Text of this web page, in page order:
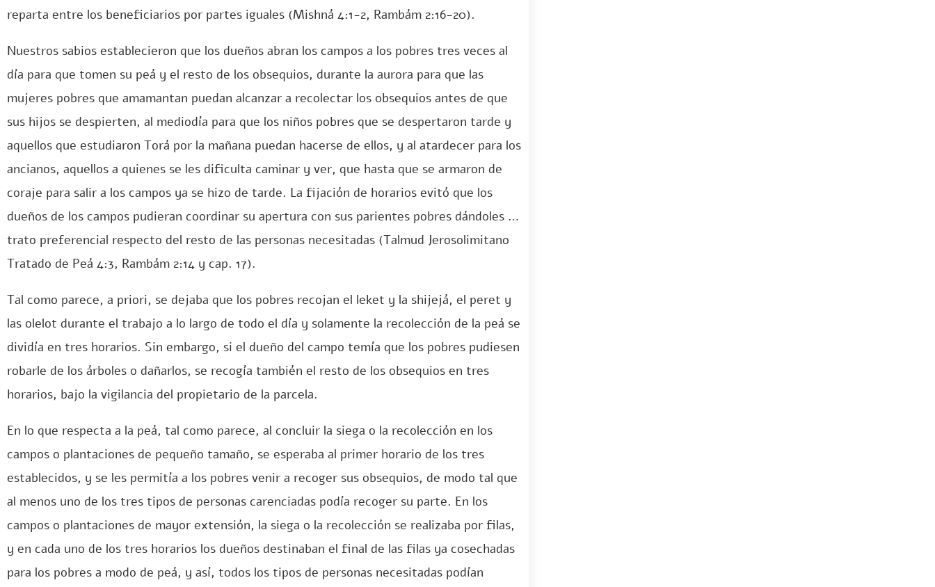
reparta entre los beneficiarios por partes iguales (Mishná 4:1-2, Rambám 2:16-20).
Nuestros sabios establecieron que los dueños abran los campos a los pobres tres veces al
día para que tomen su peá y el resto de los obsequios, durante la aurora para que las
mujeres pobres que amamantan puedan alcanzar a recolectar los obsequios antes de que
sus hijos se despierten, al mediodía para que los niños pobres que se despertaron tarde y
aquellos que estudiaron Torá por la mañana puedan hacerse de ellos, y al atardecer para los
ancianos, aquellos a quienes se les dificulta caminar y ver, que hasta que se armaron de
coraje para salir a los campos ya se hizo de tarde. La fijación de horarios evitó que los
dueños de los campos pudieran coordinar su apertura con sus parientes pobres dándoles un
trato preferencial respecto del resto de las personas necesitadas (Talmud Jerosolimitano
Tratado de Peá 4:3, Rambám 2:14 y cap. 17).
Tal como parece, a priori, se dejaba que los pobres recojan el leket y la shijejá, el peret y
las olelot durante el trabajo a lo largo de todo el día y solamente la recolección de la peá se
dividía en tres horarios. Sin embargo, si el dueño del campo temía que los pobres pudiesen
robarle de los árboles o dañarlos, se recogía también el resto de los obsequios en tres
horarios, bajo la vigilancia del propietario de la parcela.
En lo que respecta a la peá, tal como parece, al concluir la siega o la recolección en los
campos o plantaciones de pequeño tamaño, se esperaba al primer horario de los tres
establecidos, y se les permitía a los pobres venir a recoger sus obsequios, de modo tal que
al menos uno de los tres tipos de personas carenciadas podía recoger su parte. En los
campos o plantaciones de mayor extensión, la siega o la recolección se realizaba por filas,
y en cada uno de los tres horarios los dueños destinaban el final de las filas ya cosechadas
para los pobres a modo de peá, y así, todos los tipos de personas necesitadas podían